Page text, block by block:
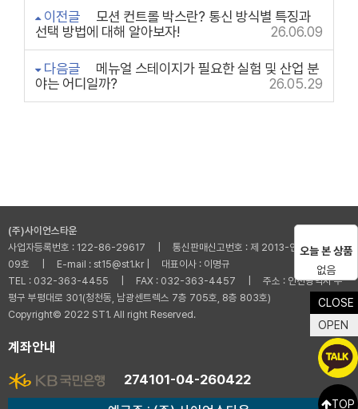
이전글
모션 컨트롤 박스란? 통신 방식별 특징과
선택 방법에 대해 알아보자!
26.06.09
다음글
메뉴얼 스테이지가 필요한 실험 및 산업 분
야는 어디일까?
26.05.29
(주)사이언스타운
사업자등록번호 : 122-86-29617 | 통신판매신고번호 : 제 2013-인천부평-001
09호 | E-mail : st15@st1.kr | 대표이사 : 이명규
TEL : 032-363-4455 | FAX : 032-363-4457 | 주소 : 인천광역시 부
평구 부평대로 301(청천동, 남광센트렉스 7층 705호, 8층 803호)
Copyright© 2022 ST1. All right Reserved.
계좌안내
274101-04-260422
CLOSE
OPEN
오늘 본 상품
없음
TOP